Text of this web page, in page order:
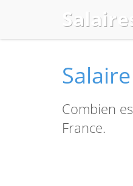
Combien
France.